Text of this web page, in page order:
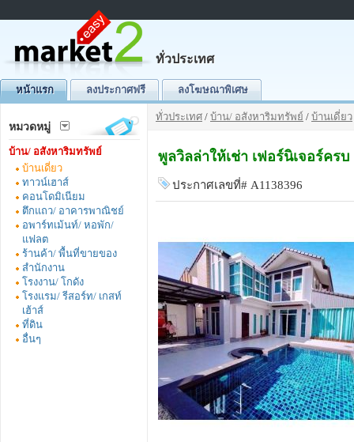
ทั่วประเทศ
หน้าแรก ลงประกาศฟรี ลงโฆษณาพิเศษ
หมวดหมู่
บ้าน/ อสังหาริมทรัพย์
บ้านเดี่ยว
ทาวน์เฮาส์
คอนโดมิเนียม
ตึกแถว/ อาคารพาณิชย์
อพาร์ทเม้นท์/ หอพัก/
แฟลต
ร้านค้า/ พื้นที่ขายของ
สำนักงาน
โรงงาน/ โกดัง
โรงแรม/ รีสอร์ท/ เกสท์
เฮ้าส์
ที่ดิน
อื่นๆ
ทั่วประเทศ / บ้าน/ อสังหาริมทรัพย์ / บ้านเดี่ยว
พูลวิลล่าให้เช่า เฟอร์นิเจอร์คร
ประกาศเลขที่# A1138396